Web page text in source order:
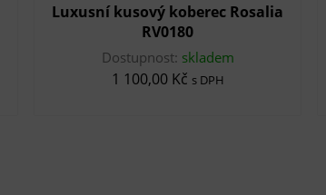
Luxusní kusový koberec Rosalia
RV0180
Dostupnost: skladem
1 100,00 Kč s DPH